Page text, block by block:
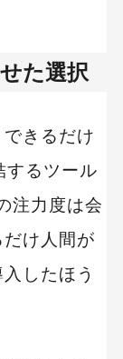
た選択
きるだけ
するツール
注力度は会
け人間が
したほう